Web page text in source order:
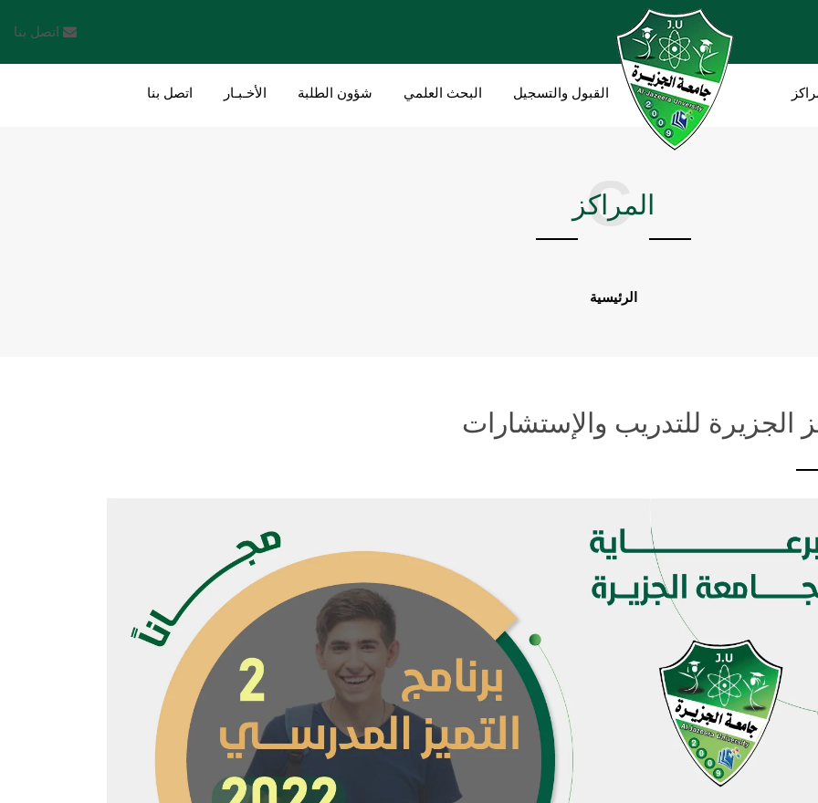
اتصل بنا
القبول والتسجيل البحث العلمي شؤون الطلبة الأخـبـار اتصل بنا
المراكز
C
الرئيسية
الجزيرة للتدريب والإستشارات